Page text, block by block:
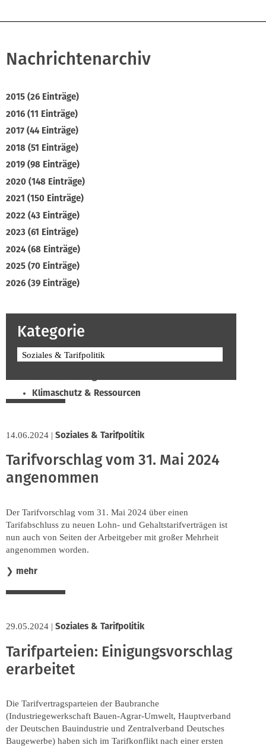
Nachrichtenarchiv
2015 (26 Einträge)
2016 (11 Einträge)
2017 (44 Einträge)
2018 (51 Einträge)
2019 (98 Einträge)
2020 (148 Einträge)
2021 (150 Einträge)
2022 (43 Einträge)
2023 (61 Einträge)
2024 (68 Einträge)
2025 (70 Einträge)
2026 (39 Einträge)
Kategorie
Soziales & Tarifpolitik
Klimaschutz & Ressourcen
Soziales & Tarifpolitik
Verband & Innungen
Innung
14.06.2024 | Soziales & Tarifpolitik
Tarifvorschlag vom 31. Mai 2024
angenommen
Der Tarifvorschlag vom 31. Mai 2024 über einen
Tarifabschluss zu neuen Lohn- und Gehaltstarifverträgen ist
nun auch von Seiten der Arbeitgeber mit großer Mehrheit
angenommen worden.
❯ mehr
29.05.2024 | Soziales & Tarifpolitik
Tarifparteien: Einigungsvorschlag
erarbeitet
Die Tarifvertragsparteien der Baubranche
(Industriegewerkschaft Bauen-Agrar-Umwelt, Hauptverband
der Deutschen Bauindustrie und Zentralverband Deutsches
Baugewerbe) haben sich im Tarifkonflikt nach einer ersten